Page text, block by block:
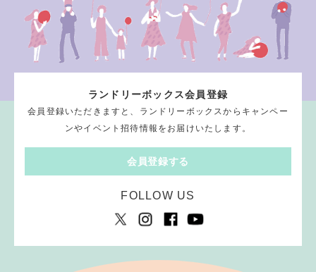
ランドリーボックス会員登録
会員登録いただきますと、ランドリーボックスからキャンペー
ンやイベント招待情報をお届けいたします。
会員登録する
FOLLOW US